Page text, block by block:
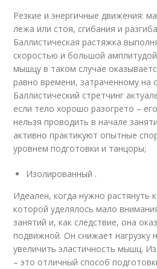
Резкие и энергичные движения:
лежа или стоя, сгибания и
Баллистическая растяжка
скоростью и большой
мышцу в таком случае
равно времени, затраченному на
Баллистический стретчинг
если тело хорошо разогрето –
нельзя проводить в начале
активно практикуют опытные
уровнем подготовки и танцоры;
Изолированный .
Идеален, когда нужно растянуть
которой уделялось мало
занятий и, как следствие, она
подвижной. Он снижает нагрузку
увеличить эластичность мышц.
– это отличный способ